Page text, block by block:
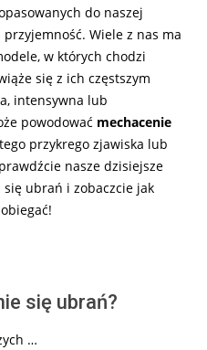
do naszej
Wiele z nas ma
w których chodzi
się z ich częstszym
intensywna lub
powodować mechacenie
przykrego zjawiska lub
nasze dzisiejsze
ubrań i zobaczcie jak
się ubrań?
…